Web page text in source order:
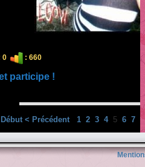
0 : 660
participe !
< Précédent 1 2 3 45 6 7 8